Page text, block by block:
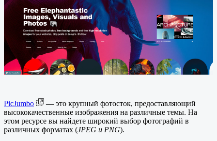
PicJumbo
— это крупный фотосток, предоставляющий
высококачественные изображения на различные темы. На
этом ресурсе вы найдете широкий выбор фотографий в
различных форматах (JPEG и PNG).